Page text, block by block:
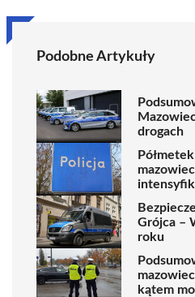
Podobne Artykuły
drogach
Grójca –
roku
kątem